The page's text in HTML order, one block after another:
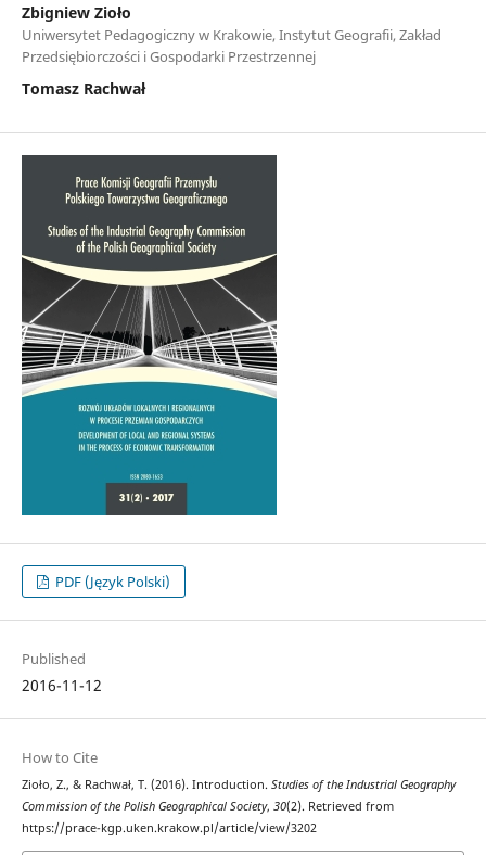
Zbigniew Zioło
Uniwersytet Pedagogiczny w Krakowie, Instytut Geografii, Zakład
Przedsiębiorczości i Gospodarki Przestrzennej
Tomasz Rachwał
PDF (Język Polski)
Published
2016-11-12
How to Cite
Zioło, Z., & Rachwał, T. (2016). Introduction. Studies of the Industrial Geography
Commission of the Polish Geographical Society, 30(2). Retrieved from
https://prace-kgp.uken.krakow.pl/article/view/3202